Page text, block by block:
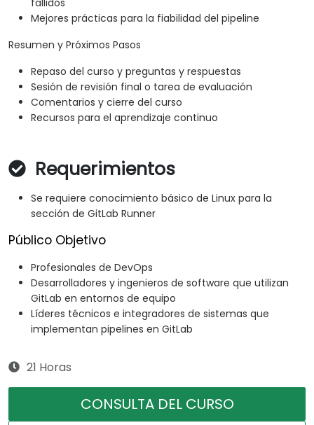
fallidos
Mejores prácticas para la fiabilidad del pipeline
Resumen y Próximos Pasos
Repaso del curso y preguntas y respuestas
Sesión de revisión final o tarea de evaluación
Comentarios y cierre del curso
Recursos para el aprendizaje continuo
Requerimientos
Se requiere conocimiento básico de Linux para la
sección de GitLab Runner
Público Objetivo
Profesionales de DevOps
Desarrolladores y ingenieros de software que utilizan
GitLab en entornos de equipo
Líderes técnicos e integradores de sistemas que
implementan pipelines en GitLab
21 Horas
CONSULTA DEL CURSO